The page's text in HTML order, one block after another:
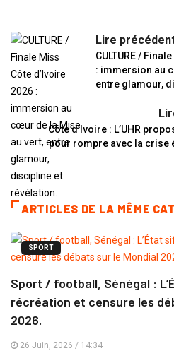
Lire
CULTURE /
: immersion au
entre glamour,
Côte d’Ivoire : L’UHR
pour rompre avec la crise
ARTICLES DE LA MÊME
SPORT
Sport / football, Sénégal :
récréation et censure les
2026.
26 Juin, 2026 / 14:34